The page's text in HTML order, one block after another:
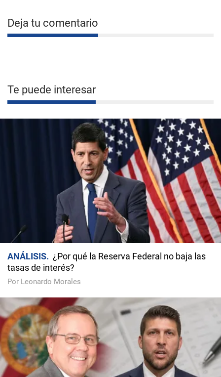
Deja tu comentario
Te puede interesar
ANÁLISIS
¿Por qué la Reserva Federal no baja las
tasas de interés?
Por Leonardo Morales